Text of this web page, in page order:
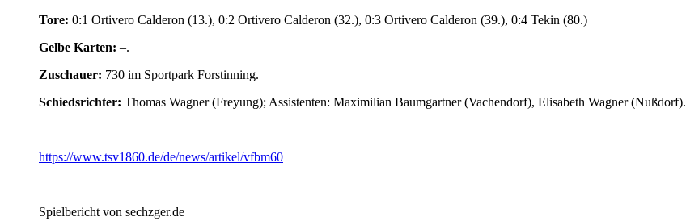
Tore: 0:1 Ortivero Calderon (13.), 0:2 Ortivero Calderon (32.), 0:3 Ortivero Calderon (39.), 0:4 Tekin (80.)
Gelbe Karten: –.
Zuschauer: 730 im Sportpark Forstinning.
Schiedsrichter: Thomas Wagner (Freyung); Assistenten: Maximilian Baumgartner (Vachendorf), Elisabeth Wagner (Nußdorf).
https://www.tsv1860.de/de/news/artikel/vfbm60
Spielbericht von sechzger.de